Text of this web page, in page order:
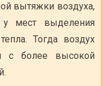
вытяжки воздуха,
у мест выделения
Тогда воздух
с более высокой